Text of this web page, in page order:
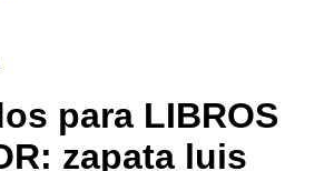
para LIBROS
zapata luis